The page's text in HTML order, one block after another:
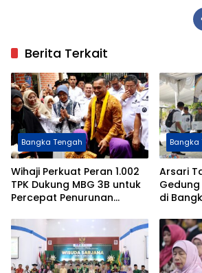
Berita Terkait
Bangka Tengah
Wihaji Perkuat Peran 1.002
TPK Dukung MBG 3B untuk
Percepat Penurunan
Bangka
Arsari
di